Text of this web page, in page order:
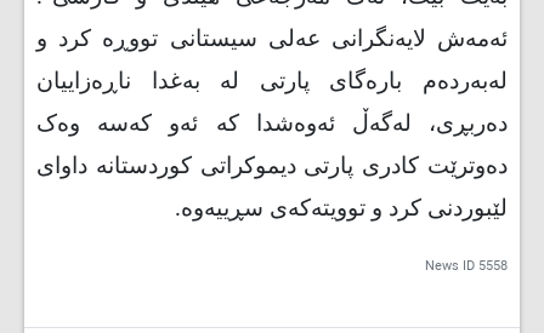
ئەمەش لایەنگرانی عەلی سیستانی تووڕە کرد و
لەبەردەم بارەگای پارتی لە بەغدا ناڕەزاییان
دەربڕی، لەگەڵ ئەوەشدا کە ئەو کەسە وەک
دەوترێت کادری پارتی دیموکراتی کوردستانە داوای
لێبوردنی کرد و توویتەکەی سڕییەوە.
News ID 5558